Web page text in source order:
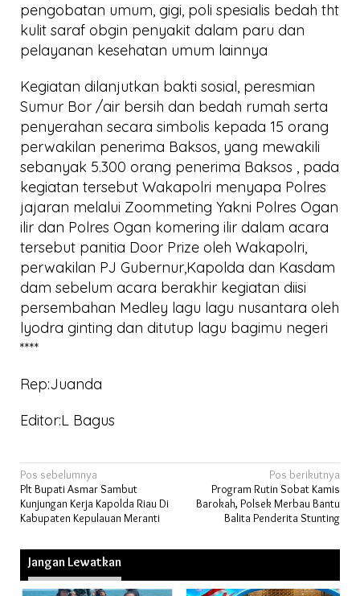
pengobatan umum, gigi, poli spesialis bedah tht
kulit saraf obgin penyakit dalam paru dan
pelayanan kesehatan umum lainnya
Kegiatan dilanjutkan bakti sosial, peresmian
Sumur Bor /air bersih dan bedah rumah serta
penyerahan secara simbolis kepada 15 orang
perwakilan penerima Baksos, yang mewakili
sebanyak 5.300 orang penerima Baksos , pada
kegiatan tersebut Wakapolri menyapa Polres
jajaran melalui Zoommeting Yakni Polres Ogan
ilir dan Polres Ogan komering ilir dalam acara
tersebut panitia Door Prize oleh Wakapolri,
perwakilan PJ Gubernur,Kapolda dan Kasdam
dam sebelum acara berakhir kegiatan diisi
persembahan Medley lagu lagu nusantara oleh
lyodra ginting dan ditutup lagu bagimu negeri
****
Rep:Juanda
Editor:L Bagus
Navigasi
pos
Pos sebelumnya
Plt Bupati Asmar Sambut
Kunjungan Kerja Kapolda Riau Di
Kabupaten Kepulauan Meranti
Pos berikutnya
Program Rutin Sobat Kamis
Barokah, Polsek Merbau Bantu
Balita Penderita Stunting
Jangan Lewatkan